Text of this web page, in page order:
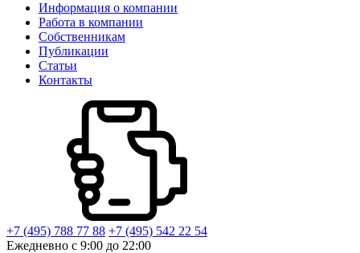
Информация о компании
Работа в компании
Собственникам
Публикации
Статьи
Контакты
+7 (495) 788 77 88 +7 (495) 542 22 54
Ежедневно с 9:00 до 22:00